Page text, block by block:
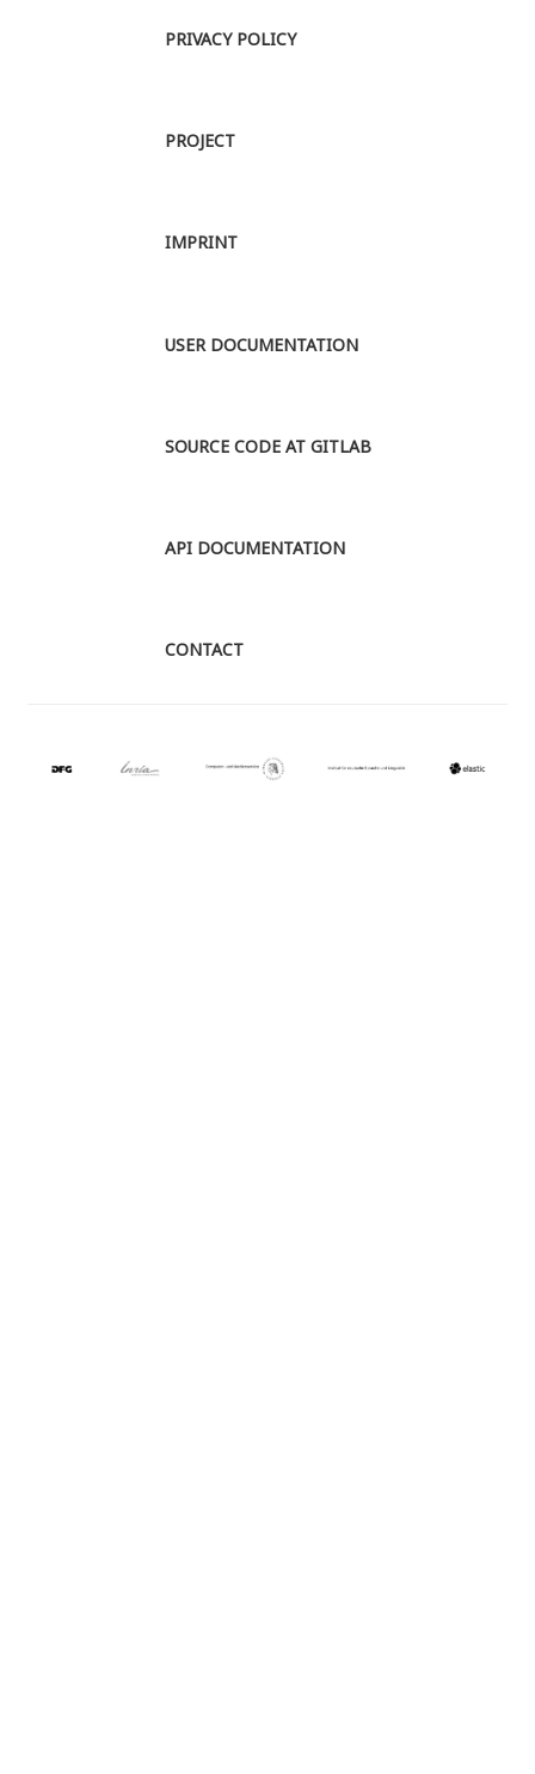
des Deutschen
Überlieferung um
dieser Zeit
PRIVACY POLICY
PROJECT
IMPRINT
USER DOCUMENTATION
SOURCE CODE AT GITLAB
API DOCUMENTATION
CONTACT